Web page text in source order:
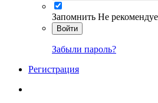
Запомнить Не
Войти
Забыли пароль?
Регистрация